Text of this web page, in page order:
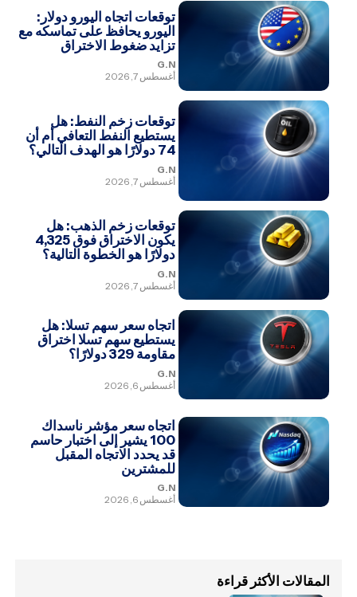
توقعات اتجاه اليورو دولار:
اليورو يحافظ على تماسكه مع
تزايد ضغوط الاختراق
G.N
أغسطس 7, 2026
توقعات زخم النفط: هل
يستطيع النفط التعافي أم أن
74 دولارًا هو الهدف التالي؟
G.N
أغسطس 7, 2026
توقعات زخم الذهب: هل
يكون الاختراق فوق 4,325
دولارًا هو الخطوة التالية؟
G.N
أغسطس 7, 2026
اتجاه سعر سهم تسلا: هل
يستطيع سهم تسلا اختراق
مقاومة 329 دولارًا؟
G.N
أغسطس 6, 2026
اتجاه سعر مؤشر ناسداك
100 يشير إلى اختبار حاسم
قد يحدد الاتجاه المقبل
للمشترين
G.N
أغسطس 6, 2026
المقالات الأكثر قراءة